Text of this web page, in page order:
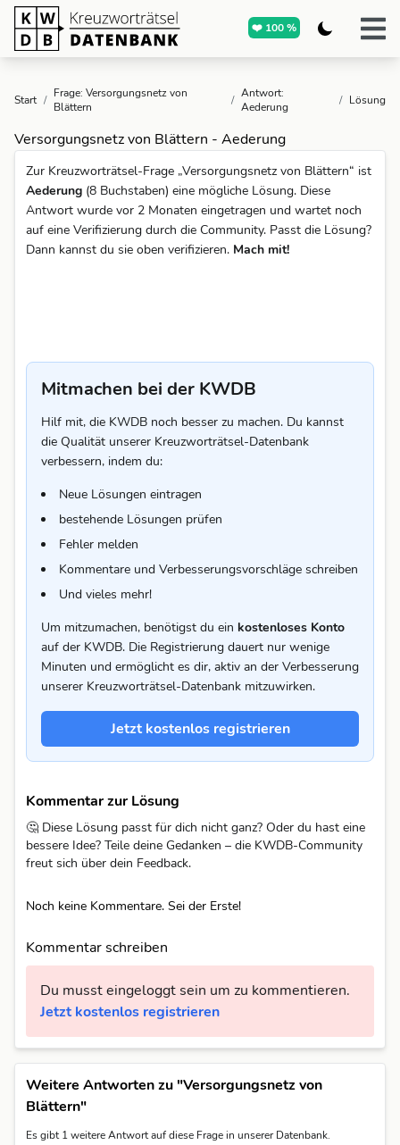
❤️ 100 %
Start / Frage: Versorgungsnetz von
Blättern
/ Antwort:
Aederung
/ Lösung
Versorgungsnetz von Blättern - Aederung
Zur Kreuzworträtsel-Frage „Versorgungsnetz von Blättern“ ist
Aederung (8 Buchstaben) eine mögliche Lösung. Diese
Antwort wurde vor 2 Monaten eingetragen und wartet noch
auf eine Verifizierung durch die Community. Passt die Lösung?
Dann kannst du sie oben verifizieren. Mach mit!
Mitmachen bei der KWDB
Hilf mit, die KWDB noch besser zu machen. Du kannst
die Qualität unserer Kreuzworträtsel-Datenbank
verbessern, indem du:
Neue Lösungen eintragen
bestehende Lösungen prüfen
Fehler melden
Kommentare und Verbesserungsvorschläge schreiben
Und vieles mehr!
Um mitzumachen, benötigst du ein kostenloses Konto
auf der KWDB. Die Registrierung dauert nur wenige
Minuten und ermöglicht es dir, aktiv an der Verbesserung
unserer Kreuzworträtsel-Datenbank mitzuwirken.
Jetzt kostenlos registrieren
Kommentar zur Lösung
🤔 Diese Lösung passt für dich nicht ganz? Oder du hast eine
bessere Idee? Teile deine Gedanken – die KWDB-Community
freut sich über dein Feedback.
Noch keine Kommentare. Sei der Erste!
Kommentar schreiben
Du musst eingeloggt sein um zu kommentieren.
Jetzt kostenlos registrieren
Weitere Antworten zu "Versorgungsnetz von
Blättern"
Es gibt 1 weitere Antwort auf diese Frage in unserer Datenbank.